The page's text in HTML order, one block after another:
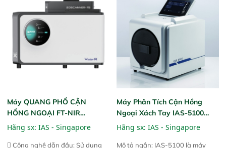
thức ăn chăn nuôi, nguyên liệu
thực phẩm, nông sản,..
liệu để tăng chỉ số ROI cho doanh
Máy QUANG PHỔ CẬN
HỒNG NGOẠI FT-NIR
Analyzer Vista-R
Hãng sx: IAS - Singapore
 Công nghệ dẫn đầu: Sử dụng
Máy Phân Tích Cận Hồng
Ngoại Xách Tay IAS-5100
(Portable NIR Analyzer)
Hãng sx: IAS - Singapore
Mô tả ngắn: IAS-5100 là máy